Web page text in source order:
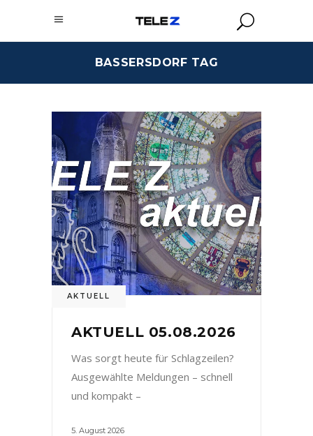
BASSERSDORF TAG
AKTUELL
AKTUELL 05.08.2026
Was sorgt heute für Schlagzeilen?
Ausgewählte Meldungen – schnell
und kompakt –
5. August 2026